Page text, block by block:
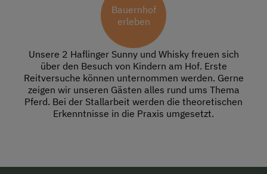
Bauernhof
erleben
Unsere 2 Haflinger Sunny und Whisky freuen sich
über den Besuch von Kindern am Hof. Erste
Reitversuche können unternommen werden. Gerne
zeigen wir unseren Gästen alles rund ums Thema
Pferd. Bei der Stallarbeit werden die theoretischen
Erkenntnisse in die Praxis umgesetzt.